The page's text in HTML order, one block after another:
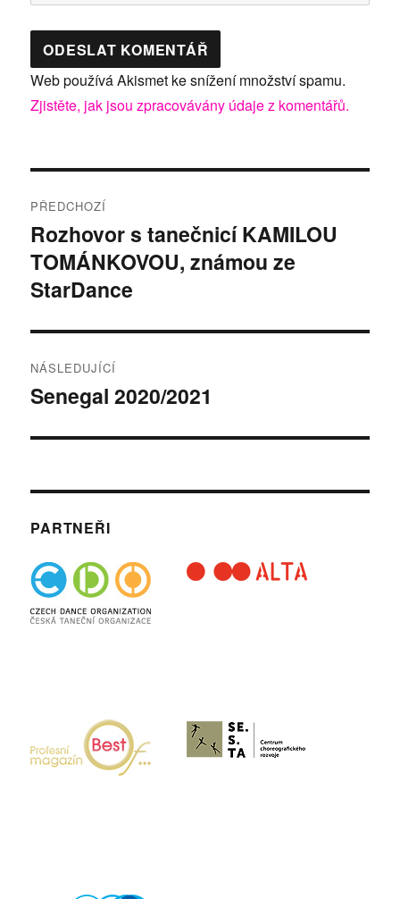
Web používá Akismet ke snížení množství spamu.
Zjistěte, jak jsou zpracovávány údaje z komentářů.
pro
příspěvek
PŘEDCHOZÍ
Předchozí
příspěvek:
Rozhovor s tanečnicí KAMILOU
TOMÁNKOVOU, známou ze
StarDance
NÁSLEDUJÍCÍ
Následující
Senegal 2020/2021
PARTNEŘI